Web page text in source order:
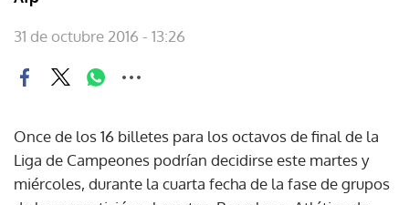
31 de octubre 2016 - 13:26
Once de los 16 billetes para los octavos de final de la
Liga de Campeones podrían decidirse este martes y
miércoles, durante la cuarta fecha de la fase de grupos